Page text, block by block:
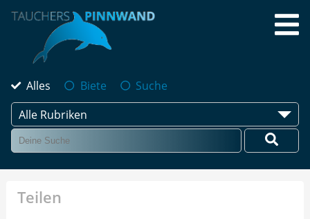
Alles Biete
Suche
Alle Rubriken
Teilen